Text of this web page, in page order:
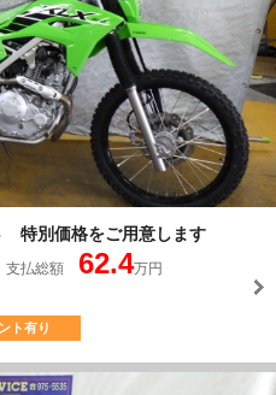
特別価格をご用意します
支払総額 62.4万円
ト有り